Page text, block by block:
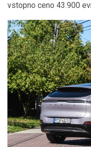
vstopno ceno 43.900